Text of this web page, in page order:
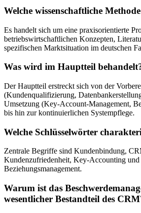
Welche wissenschaftliche
Es handelt sich um eine praxisorientierte
betriebswirtschaftlichen Konzepten,
spezifischen Marktsituation im deutschen
Was wird im Hauptteil
Der Hauptteil erstreckt sich von der
(Kundenqualifizierung,
Umsetzung (Key-Account-Management,
bis hin zur kontinuierlichen Systempflege.
Welche Schlüsselwörter
Zentrale Begriffe sind Kundenbindung,
Kundenzufriedenheit, Key-Accounting und
Beziehungsmanagement.
Warum ist das
wesentlicher Bestandteil des